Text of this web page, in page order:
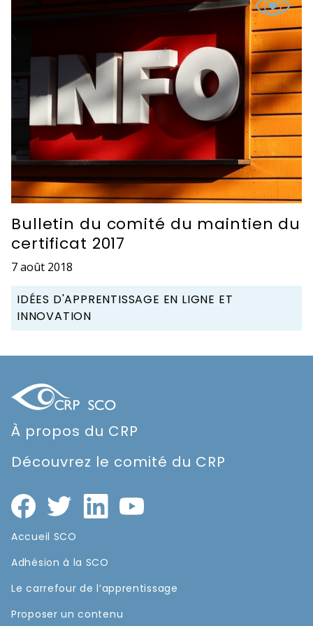
Bulletin du comité du maintien du
certificat 2017
7 août 2018
IDÉES D'APPRENTISSAGE EN LIGNE ET
INNOVATION
À propos du CRP
Découvrez le comité du CRP
Accueil SCO
Adhésion à la SCO
Le carrefour de l’apprentissage
Proposer un contenu